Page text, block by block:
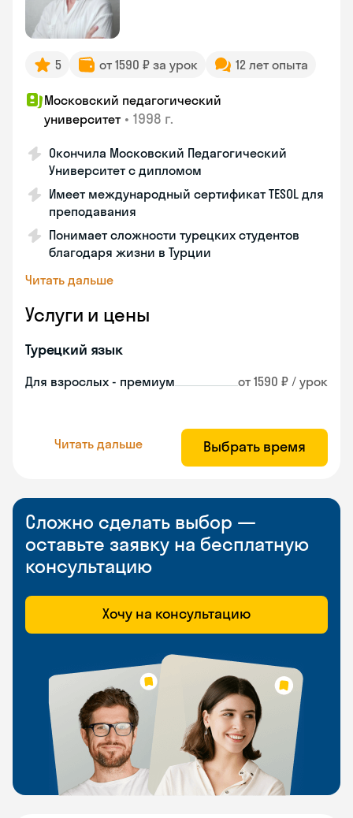
5 от 1590 ₽ за урок 12 лет опыта
Московский педагогический
университет • 1998 г.
Окончила Московский Педагогический
Университет с дипломом
Имеет международный сертификат TESOL для
преподавания
Понимает сложности турецких студентов
благодаря жизни в Турции
Читать дальше
Услуги и цены
Турецкий язык
Для взрослых - премиум от 1590 ₽ / урок
Читать дальше Выбрать время
Сложно сделать выбор —
оставьте заявку на бесплатную
консультацию
Хочу на консультацию